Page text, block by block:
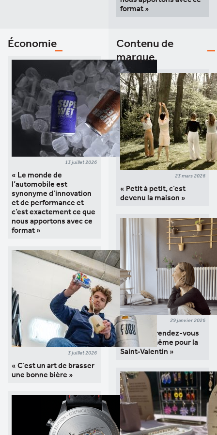
format »
Économie
13 juillet 2026
« Le monde de
l’automobile est
synonyme d’innovation
et de performance et
c’est exactement ce que
nous apportons avec ce
format »
3 juillet 2026
« C’est un art de brasser
une bonne bière »
Contenu de
marque
23 mars 2026
« Petit à petit, c’est
devenu la maison »
29 janvier 2026
« Prendre rendez-vous
avec soi-même pour la
Saint-Valentin »